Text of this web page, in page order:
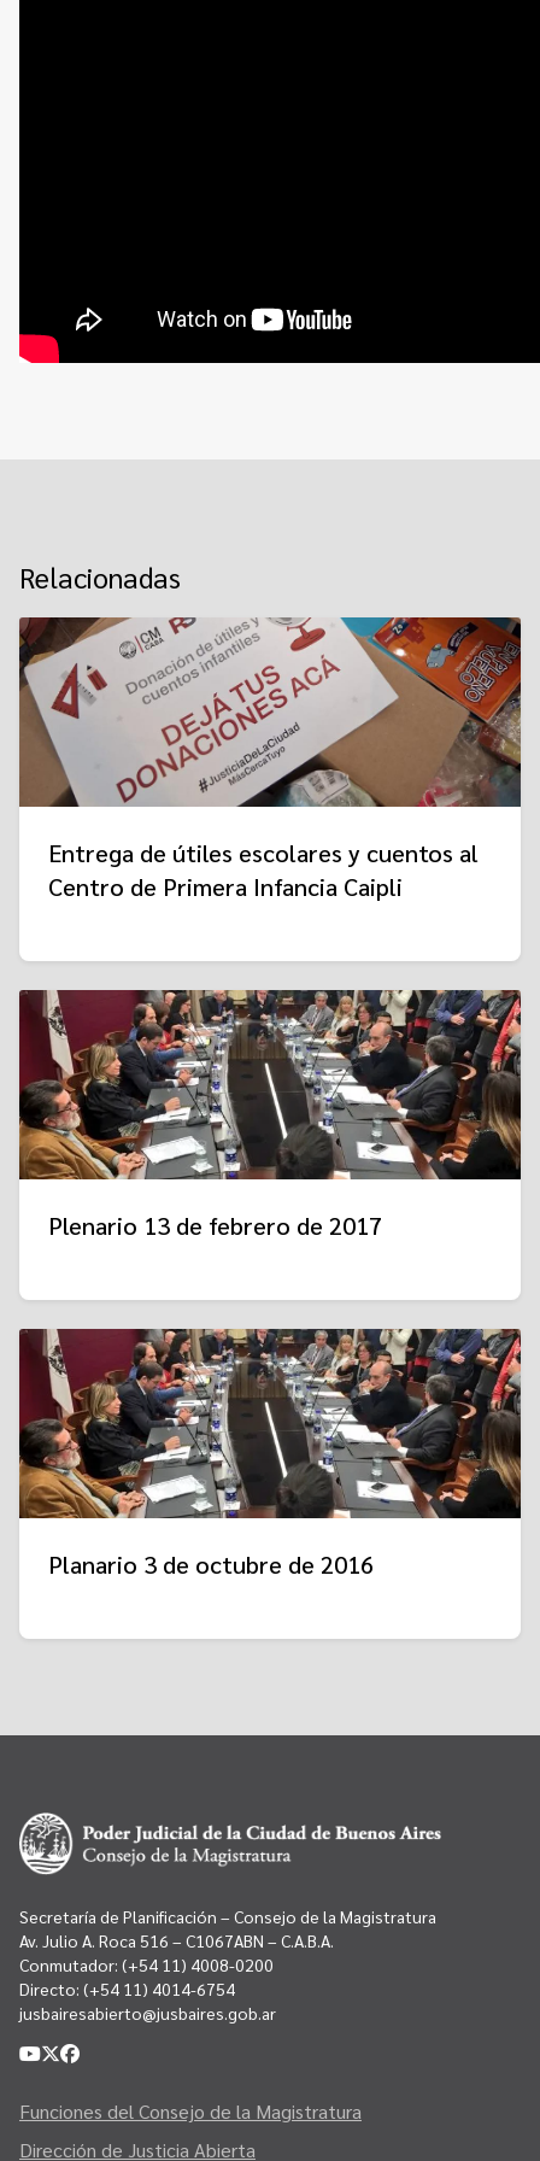
Relacionadas
Entrega de útiles escolares y cuentos al
Centro de Primera Infancia Caipli
Plenario 13 de febrero de 2017
Planario 3 de octubre de 2016
Secretaría de Planificación – Consejo de la Magistratura
Av. Julio A. Roca 516 – C1067ABN – C.A.B.A.
Conmutador: (+54 11) 4008-0200
Directo: (+54 11) 4014-6754
jusbairesabierto@jusbaires.gob.ar
Funciones del Consejo de la Magistratura
Dirección de Justicia Abierta